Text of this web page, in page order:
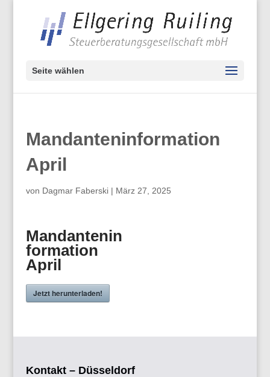
Seite wählen
Mandanteninformation
April
von Dagmar Faberski| März 27, 2025
Mandantenin
formation
April
Jetzt herunterladen!
Kontakt – Düsseldorf